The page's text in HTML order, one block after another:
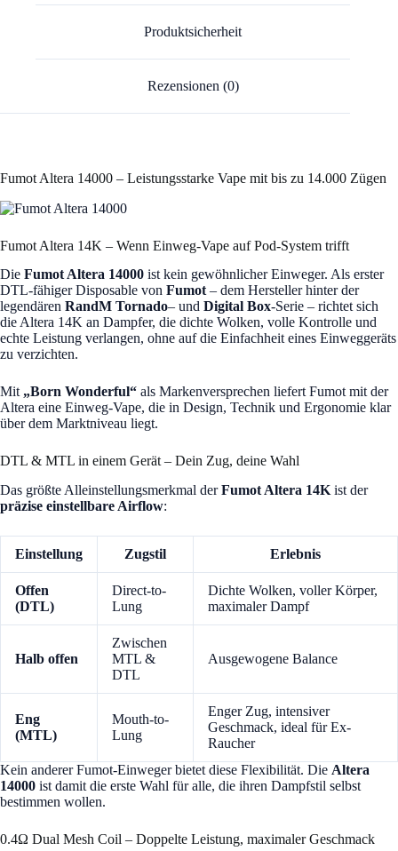
Produktsicherheit
Rezensionen (0)
Fumot Altera 14000 – Leistungsstarke Vape mit bis zu 14.000 Zügen
Fumot Altera 14K – Wenn Einweg-Vape auf Pod-System trifft
Die Fumot Altera 14000 ist kein gewöhnlicher Einweger. Als erster
DTL-fähiger Disposable von Fumot– dem Hersteller hinter der
legendären RandM Tornado– und Digital Box-Serie – richtet sich
die Altera 14K an Dampfer, die dichte Wolken, volle Kontrolle und
echte Leistung verlangen, ohne auf die Einfachheit eines Einweggeräts
zu verzichten.
Mit „Born Wonderful“ als Markenversprechen liefert Fumot mit der
Altera eine Einweg-Vape, die in Design, Technik und Ergonomie klar
über dem Marktniveau liegt.
DTL & MTL in einem Gerät – Dein Zug, deine Wahl
Das größte Alleinstellungsmerkmal derFumot Altera 14K ist der
präzise einstellbare Airflow:
Einstellung Zugstil Erlebnis
Offen
(DTL)
Direct-to-
Lung
Dichte Wolken, voller Körper,
maximaler Dampf
Halb offen
Zwischen
MTL &
DTL
Ausgewogene Balance
Eng
(MTL)
Mouth-to-
Lung
Enger Zug, intensiver
Geschmack, ideal für Ex-
Raucher
Kein anderer Fumot-Einweger bietet diese Flexibilität. Die Altera
14000 ist damit die erste Wahl für alle, die ihren Dampfstil selbst
bestimmen wollen.
0.4Ω Dual Mesh Coil – Doppelte Leistung, maximaler Geschmack